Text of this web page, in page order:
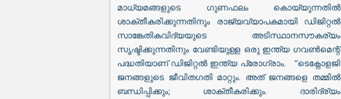
മാധ്യമങ്ങളുടെ ഗുണഫലം കൊയ്യുന്നതിൽ
ശാക്തീകരിക്കുന്നതിനും രാജ്യവ്യാപകമായി ഡിജിറ്റൽ
സാങ്കേതികവിദ്യയുടെ അടിസ്ഥാനസൗകര്യം
സൃഷ്ടിക്കുന്നതിനും വേണ്ടിയുള്ള ഒരു ഇന്ത്യ ഗവൺമെന്റ്
പദ്ധതിയാണ് ഡിജിറ്റൽ ഇന്ത്യ പ്രോഗ്രാം. “ടെക്നോളജി
ജനങ്ങളുടെ ജീവിതഗതി മാറ്റും. അത് ജനങ്ങളെ തമ്മിൽ
ബന്ധിപ്പിക്കും; ശാക്തീകരിക്കും. ദാരിദ്ര്യം